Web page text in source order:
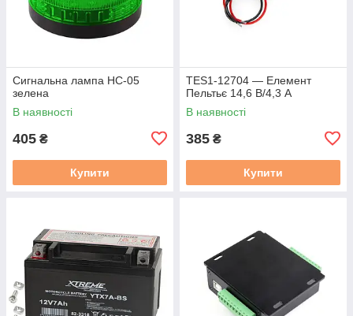
Сигнальна лампа HC-05
зелена
В наявності
405 ₴
Купити
TES1-12704 — Елемент
Пельтьє 14,6 В/4,3 А
В наявності
385 ₴
Купити